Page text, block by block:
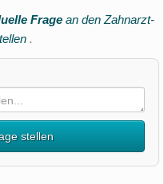
Fragean den Zahnarzt-
.
stellen